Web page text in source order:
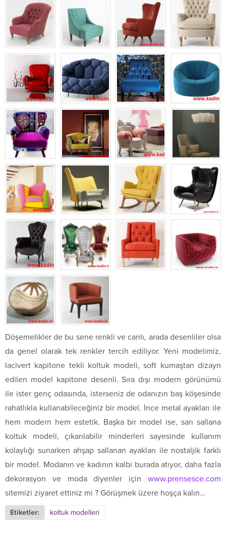
Döşemelikler de bu sene renkli ve canlı, arada desenliler olsa
da genel olarak tek renkler tercih ediliyor. Yeni modelimiz,
lacivert kapitone tekli koltuk modeli, soft kumaştan dizayn
edilen model kapitone desenli. Sıra dışı modern görünümü
ile ister genç odasında, isterseniz de odanızın baş köşesinde
rahatlıkla kullanabileceğiniz bir model. İnce metal ayakları ile
hem modern hem estetik. Başka bir model ise, sarı sallana
koltuk modeli, çıkarılabilir minderleri sayesinde kullanım
kolaylığı sunarken ahşap sallanan ayakları ile nostaljik farklı
bir model. Modanın ve kadının kalbi burada atıyor, daha fazla
dekorasyon ve moda diyenler için www.prensesce.com
sitemizi ziyaret ettiniz mi ? Görüşmek üzere hoşça kalın…
Etiketler: koltuk modelleri